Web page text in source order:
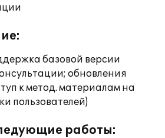
базовой версии
обновления
к метод. материалам на
пользователей)
работы: